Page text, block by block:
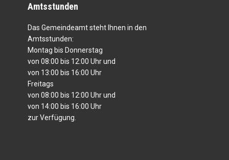
Amtsstunden
Das Gemeindeamt steht Ihnen in den
Amtsstunden:
Montag bis Donnerstag
von 08:00 bis 12:00 Uhr und
von 13:00 bis 16:00 Uhr
Freitags
von 08:00 bis 12:00 Uhr und
von 14:00 bis 16:00 Uhr
zur Verfügung.